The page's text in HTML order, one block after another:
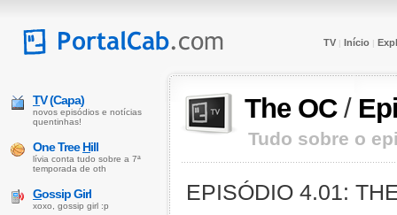
TV | Início |
The OC/
Tudo sobre o
EPISÓDIO 4.01:
TV (Capa)
novos episódios e notícias
quentinhas!
One TreeHill
lívia conta tudo sobre a 7ª
temporada de oth
Gossip Girl
xoxo, gossip girl :p